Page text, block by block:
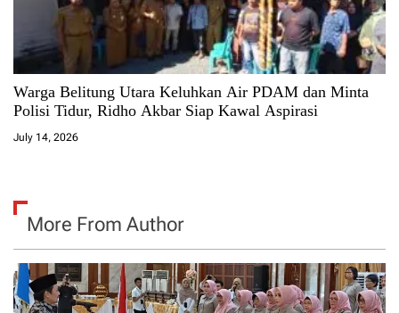
Warga Belitung Utara Keluhkan Air PDAM dan Minta
Polisi Tidur, Ridho Akbar Siap Kawal Aspirasi
July 14, 2026
More From Author